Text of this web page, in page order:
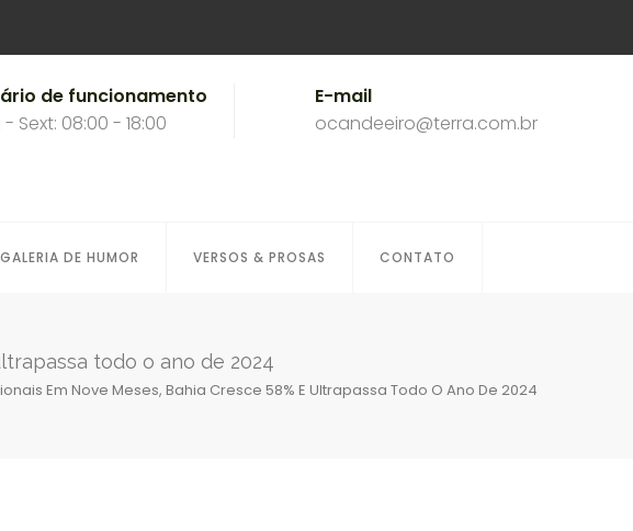
de funcionamento
- Sext: 08:00 - 18:00
E-mail
ocandeeiro@terra.com.br
GALERIA DE HUMOR VERSOS & PROSAS CONTATO
todo o ano de 2024
Em Nove Meses, Bahia Cresce 58% E Ultrapassa Todo O Ano De 2024